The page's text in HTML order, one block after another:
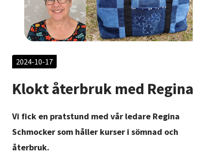
Sök kurser och evenemang
Om SV
Starta studiecirkel
Cirkelledare
Nyheter
Avdelningar
2024-10-17
Klokt återbruk med Regina
Vi fick en pratstund med vår ledare Regina
Schmocker som håller kurser i sömnad och
återbruk.